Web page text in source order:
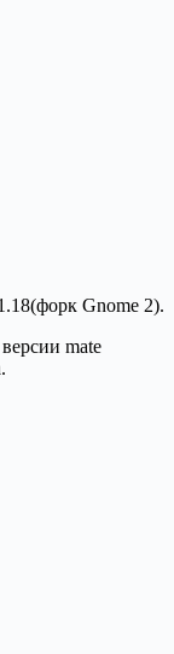
Gnome 2).
mate